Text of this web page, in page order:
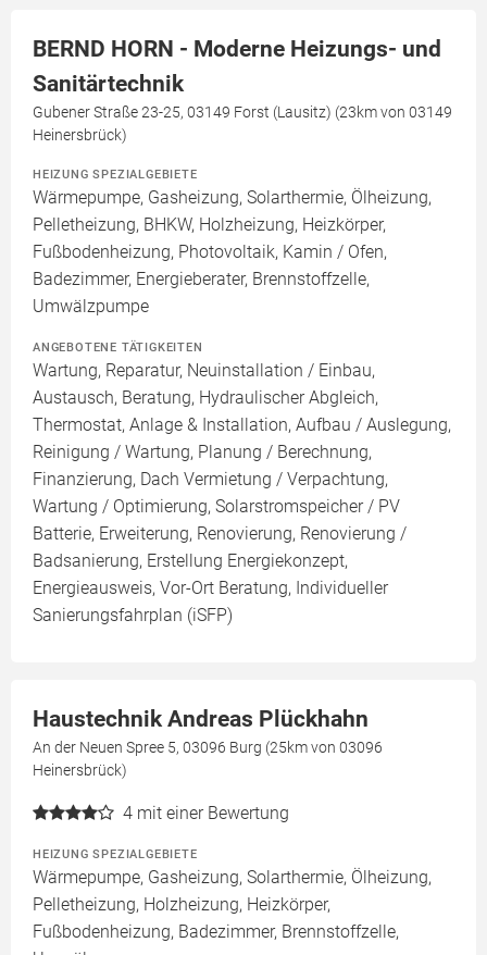
BERND HORN - Moderne Heizungs- und
Sanitärtechnik
Gubener Straße 23-25, 03149 Forst (Lausitz) (23km von 03149
Heinersbrück)
HEIZUNG SPEZIALGEBIETE
Wärmepumpe, Gasheizung, Solarthermie, Ölheizung,
Pelletheizung, BHKW, Holzheizung, Heizkörper,
Fußbodenheizung, Photovoltaik, Kamin / Ofen,
Badezimmer, Energieberater, Brennstoffzelle,
Umwälzpumpe
ANGEBOTENE TÄTIGKEITEN
Wartung, Reparatur, Neuinstallation / Einbau,
Austausch, Beratung, Hydraulischer Abgleich,
Thermostat, Anlage & Installation, Aufbau / Auslegung,
Reinigung / Wartung, Planung / Berechnung,
Finanzierung, Dach Vermietung / Verpachtung,
Wartung / Optimierung, Solarstromspeicher / PV
Batterie, Erweiterung, Renovierung, Renovierung /
Badsanierung, Erstellung Energiekonzept,
Energieausweis, Vor-Ort Beratung, Individueller
Sanierungsfahrplan (iSFP)
Haustechnik Andreas Plückhahn
An der Neuen Spree 5, 03096 Burg (25km von 03096
Heinersbrück)
4 mit einer Bewertung
HEIZUNG SPEZIALGEBIETE
Wärmepumpe, Gasheizung, Solarthermie, Ölheizung,
Pelletheizung, Holzheizung, Heizkörper,
Fußbodenheizung, Badezimmer, Brennstoffzelle,